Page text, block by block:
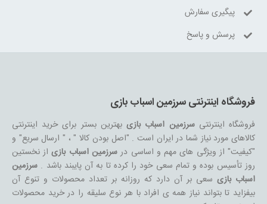
پیگیری سفارش
پرسش و پاسخ
فروشگاه اینترنتی سرزمین اسباب بازی
فروشگاه اینترنتیسرزمین اسباب بازیبهترین بستر برای خرید اینترنتی
کالاهای مورد نیاز شما در ایران است . "اصل بودن کالا " ، " ارسال سریع" و
"کیفیت" از ویژگی های مهم و اساسی در سرزمین اسباب بازیاز نخستین
روز تأسیس بوده و تمام سعی خود را کرده تا به آن پایبند باشد .سرزمین
اسباب بازیسعی بر آن دارد که روزانه بر تعداد محصولات و تنوع آن
بیفزاید تا بتواند نیاز همه ی افراد با هر نوع سلیقه را در خرید محصولات